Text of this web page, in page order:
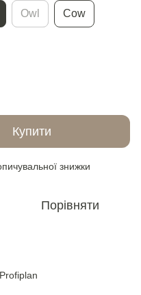
Owl Cow
Купити
знижки
Порівняти
Profiplan